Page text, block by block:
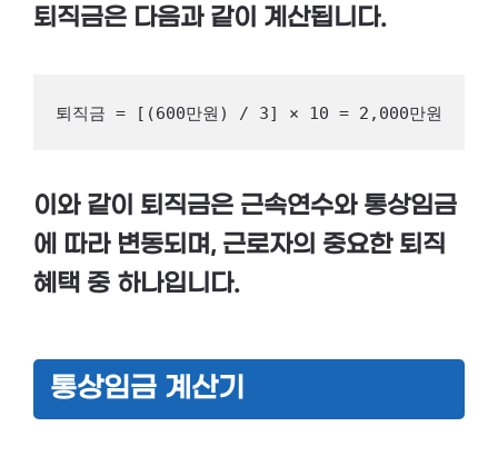
퇴직금은 다음과 같이 계산됩니다.
퇴직금 = [(600만원) / 3] × 10 = 2,000만원
이와 같이 퇴직금은 근속연수와 통상임금
에 따라 변동되며, 근로자의 중요한 퇴직
혜택 중 하나입니다.
통상임금 계산기